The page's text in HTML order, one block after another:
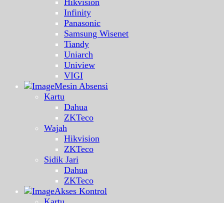
Hikvision
Infinity
Panasonic
Samsung Wisenet
Tiandy
Uniarch
Uniview
VIGI
Mesin Absensi
Kartu
Dahua
ZKTeco
Wajah
Hikvision
ZKTeco
Sidik Jari
Dahua
ZKTeco
Akses Kontrol